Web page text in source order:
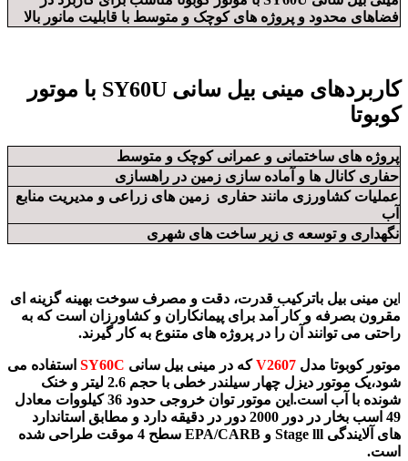
فضاهای محدود و پروژه های کوچک و متوسط با قابلیت مانور بالا
کاربردهای مینی بیل سانی SY60U با موتور
کوبوتا
پروژه های ساختمانی و عمرانی کوچک و متوسط
حفاری کانال ها و آماده سازی زمین در راهسازی
عملیات کشاورزی مانند حفاری زمین های زراعی و مدیریت منابع
آب
نگهداری و توسعه ی زیر ساخت های شهری
ین مینی بیل باترکیب قدرت، دقت و مصرف سوخت بهینه گزینه ای
مقرون بصرفه و کار آمد برای پیمانکاران و کشاورزان است که به
راحتی می توانند آن را در پروژه های متنوع به کار گیرند.
موتور کوبوتا مدل V2607که در مینی بیل سانی SY60C استفاده می
شود،یک موتور دیزل چهار سیلندر خطی با حجم 2.6 لیتر و خنک
شونده با آب است.این موتور توان خروجی حدود 36 کیلووات معادل
49 اسب بخار در دور 2000 دور در دقیقه دارد و مطابق استاندارد
های آلایندگی Stage lll و EPA/CARB سطح 4 موقت طراحی شده
است.